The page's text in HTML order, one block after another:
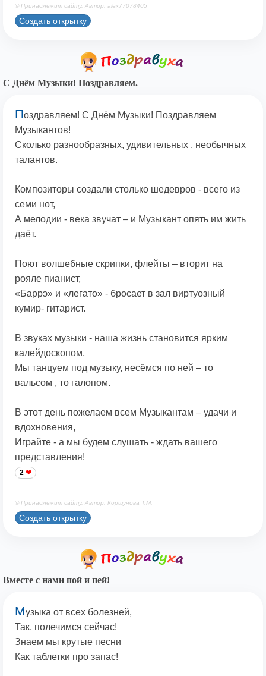
© Принадлежит сайту. Автор: alex77078405
Создать открытку
С Днём Музыки! Поздравляем.
Поздравляем! С Днём Музыки! Поздравляем
Музыкантов!
Сколько разнообразных, удивительных , необычных
талантов.
Композиторы создали столько шедевров - всего из
семи нот,
А мелодии - века звучат – и Музыкант опять им жить
даёт.
Поют волшебные скрипки, флейты – вторит на
рояле пианист,
«Баррэ» и «легато» - бросает в зал виртуозный
кумир- гитарист.
В звуках музыки - наша жизнь становится ярким
калейдоскопом,
Мы танцуем под музыку, несёмся по ней – то
вальсом , то галопом.
В этот день пожелаем всем Музыкантам – удачи и
вдохновения,
Играйте - а мы будем слушать - ждать вашего
представления!
2
© Принадлежит сайту. Автор: Коршунова Т.М.
Создать открытку
Вместе с нами пой и пей!
Музыка от всех болезней,
Так, полечимся сейчас!
Знаем мы крутые песни
Как таблетки про запас!